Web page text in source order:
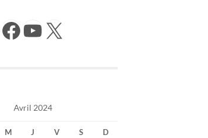
Facebook YouTube X
Avril 2024
M J V S D